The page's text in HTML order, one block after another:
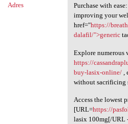
Adres
Purchase with
improving your
href="https://
dalafil/">generic
Explore numerous
https://
buy-lasix-online/,
without sacrificing
Access the lowest
[URL=https://
lasix 100mg[/URL